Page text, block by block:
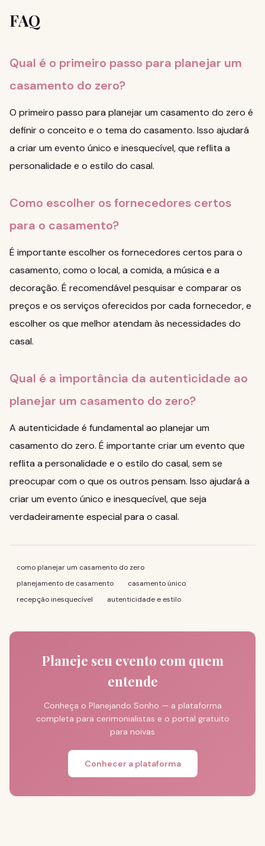
FAQ
Qual é o primeiro passo para planejar um
casamento do zero?
O primeiro passo para planejar um casamento do zero é
definir o conceito e o tema do casamento. Isso ajudará
a criar um evento único e inesquecível, que reflita a
personalidade e o estilo do casal.
Como escolher os fornecedores certos
para o casamento?
É importante escolher os fornecedores certos para o
casamento, como o local, a comida, a música e a
decoração. É recomendável pesquisar e comparar os
preços e os serviços oferecidos por cada fornecedor, e
escolher os que melhor atendam às necessidades do
casal.
Qual é a importância da autenticidade ao
planejar um casamento do zero?
A autenticidade é fundamental ao planejar um
casamento do zero. É importante criar um evento que
reflita a personalidade e o estilo do casal, sem se
preocupar com o que os outros pensam. Isso ajudará a
criar um evento único e inesquecível, que seja
verdadeiramente especial para o casal.
como planejar um casamento do zero
planejamento de casamento
casamento único
recepção inesquecível
autenticidade e estilo
Planeje seu evento com quem
entende
Conheça o Planejando Sonho — a plataforma
completa para cerimonialistas e o portal gratuito
para noivas
Conhecer a plataforma